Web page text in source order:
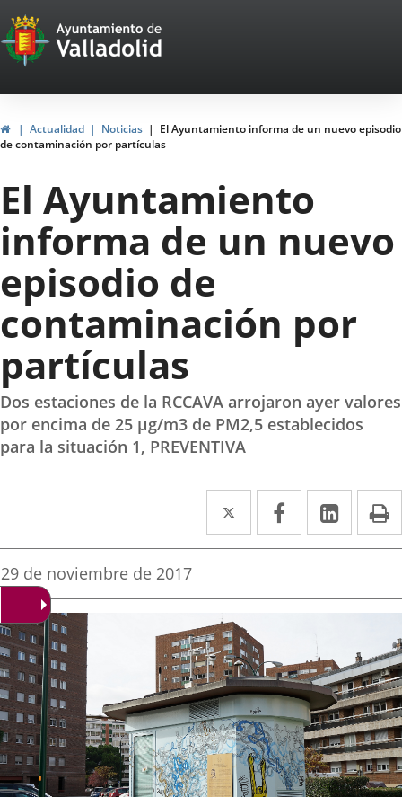
Portal
Web
del
Ayuntamiento
de
Valladolid
InicioActualidad Noticias
El Ayuntamiento informa de un nuevo episodio
de contaminación por partículas
El Ayuntamiento
informa de un nuevo
episodio de
contaminación por
partículas
Dos estaciones de la RCCAVA arrojaron ayer valores
por encima de 25 µg/m3 de PM2,5 establecidos
para la situación 1, PREVENTIVA
Twitter
Enlace
a
aplicación
externa.
Facebook
Enlace
a
aplicación
Enlace
a
Fecha
de
noticia
29 de noviembre de 2017